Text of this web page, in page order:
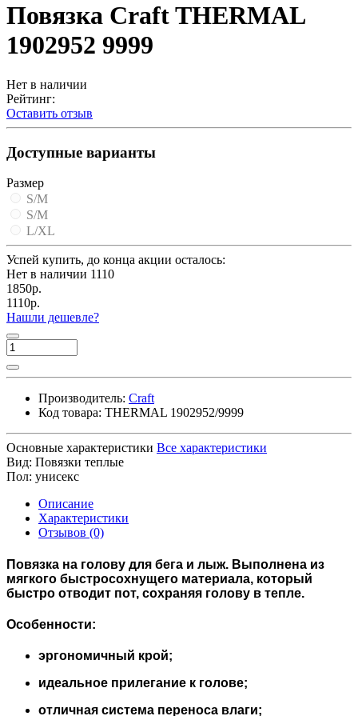
Повязка Craft THERMAL
1902952 9999
Нет в наличии
Рейтинг:
Оставить отзыв
Доступные варианты
Размер
S/M
S/M
L/XL
Успей купить, до конца акции осталось:
Нет в наличии 1110
1850р.
1110р.
Нашли дешевле?
Производитель: Craft
Код товара: THERMAL 1902952/9999
Основные характеристики Все характеристики
Вид: Повязки теплые
Пол: унисекс
Описание
Характеристики
Отзывов (0)
Повязка на голову для бега и лыж. Выполнена из
мягкого быстросохнущего материала, который
быстро отводит пот, сохраняя голову в тепле.
Особенности:
эргономичный крой;
идеальное прилегание к голове;
отличная система переноса влаги;